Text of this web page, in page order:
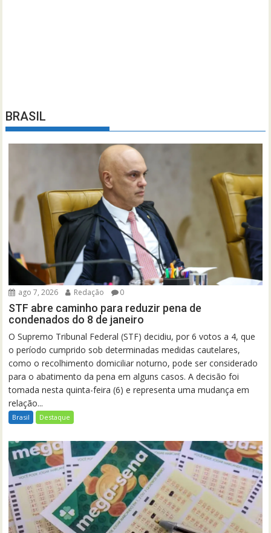
BRASIL
ago 7, 2026 Redação 0
STF abre caminho para reduzir pena de
condenados do 8 de janeiro
O Supremo Tribunal Federal (STF) decidiu, por 6 votos a 4, que
o período cumprido sob determinadas medidas cautelares,
como o recolhimento domiciliar noturno, pode ser considerado
para o abatimento da pena em alguns casos. A decisão foi
tomada nesta quinta-feira (6) e representa uma mudança em
relação...
Brasil Destaque